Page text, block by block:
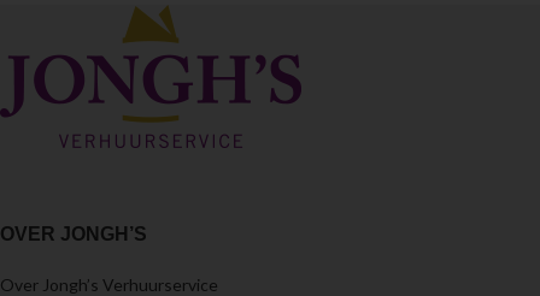
OVER JONGH’S
Over Jongh’s Verhuurservice